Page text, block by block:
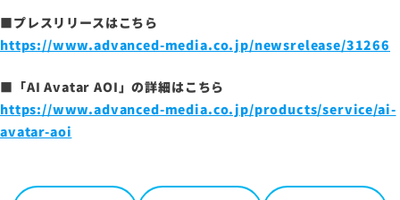
■プレスリリースはこちら
https://www.advanced-media.co.jp/newsrelease/31266
■「AI Avatar AOI」の詳細はこちら
https://www.advanced-media.co.jp/products/service/ai-
avatar-aoi